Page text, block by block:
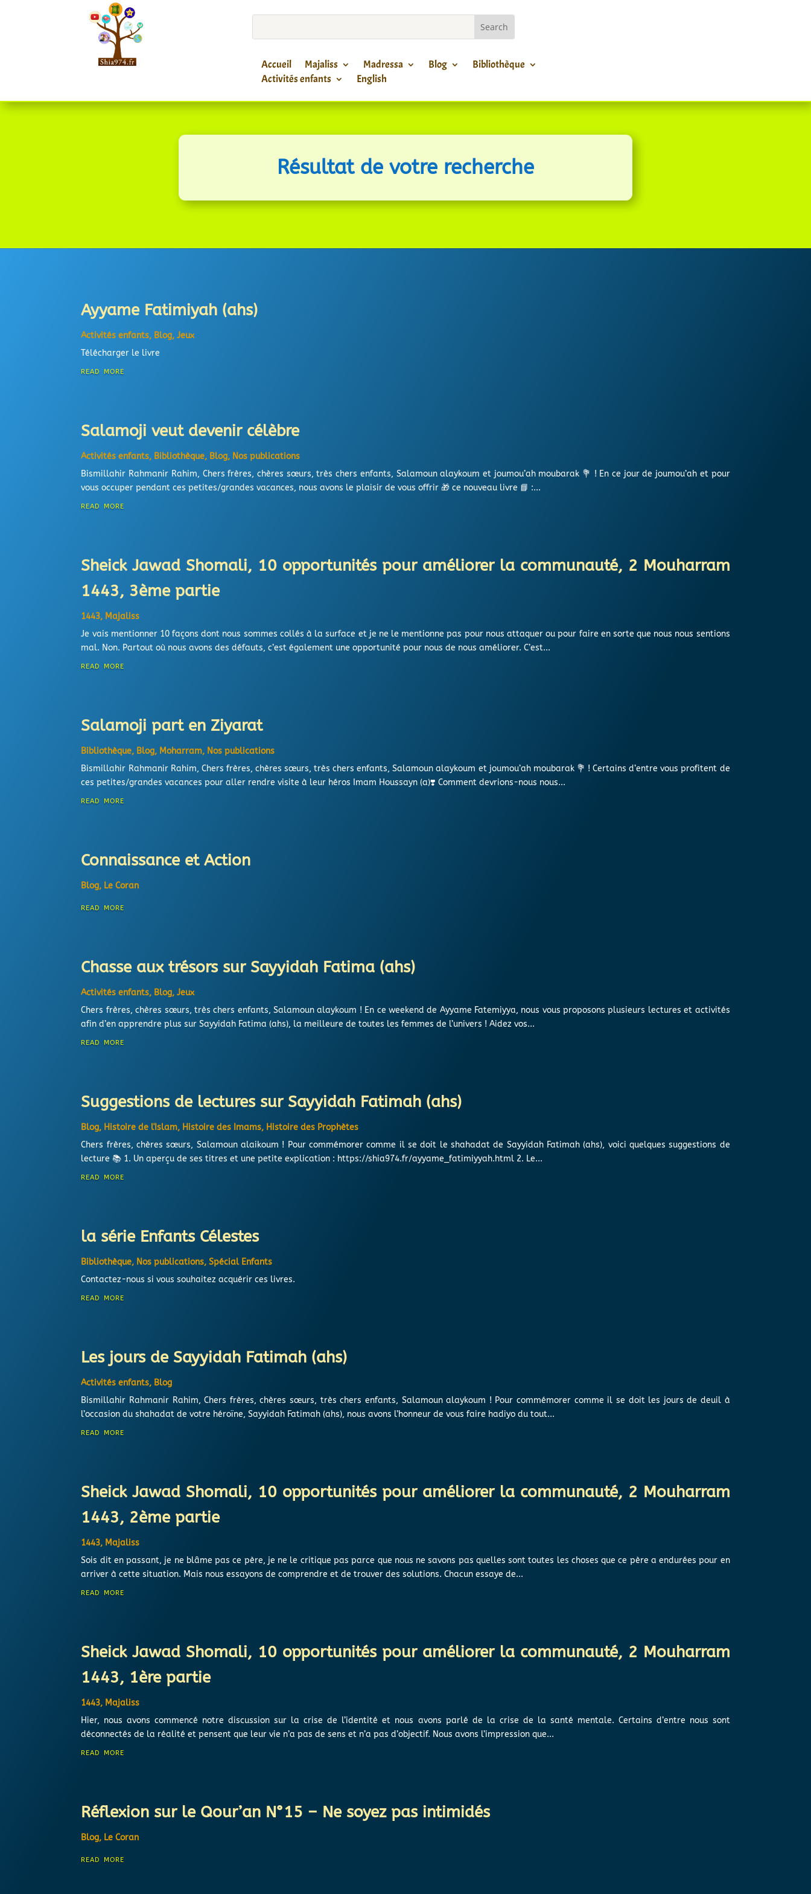
Accueil Majaliss Madressa Blog
Bibliothèque
Activités enfants
English
Résultat de votre recherche
Ayyame Fatimiyah (ahs)
Activités enfants, Blog,Jeux
Télécharger le livre
read more
Salamoji veut devenir célèbre
Activités enfants, Bibliothèque, Blog, Nos publications
Bismillahir Rahmanir Rahim, Chers frères, chères sœurs, très chers enfants, Salamoun alaykoum et joumou’ah moubarak 💐 ! En ce jour de joumou’ah et pour
vous occuper pendant ces petites/grandes vacances, nous avons le plaisir de vous offrir 🎁 ce nouveau livre 📘 :...
read more
Sheick Jawad Shomali, 10 opportunités pour améliorer la communauté, 2 Mouharram
1443, 3ème partie
1443, Majaliss
Je vais mentionner 10 façons dont nous sommes collés à la surface et je ne le mentionne pas pour nous attaquer ou pour faire en sorte que nous nous sentions
mal. Non. Partout où nous avons des défauts, c’est également une opportunité pour nous de nous améliorer. C’est...
read more
Salamoji part en Ziyarat
Bibliothèque, Blog, Moharram, Nos publications
Bismillahir Rahmanir Rahim, Chers frères, chères sœurs, très chers enfants, Salamoun alaykoum et joumou’ah moubarak 💐 ! Certains d’entre vous profitent de
ces petites/grandes vacances pour aller rendre visite à leur héros Imam Houssayn (a)❣️ Comment devrions-nous nous...
read more
Connaissance et Action
Blog, Le Coran
read more
Chasse aux trésors sur Sayyidah Fatima (ahs)
Activités enfants, Blog,Jeux
Chers frères, chères sœurs, très chers enfants, Salamoun alaykoum ! En ce weekend de Ayyame Fatemiyya, nous vous proposons plusieurs lectures et activités
afin d’en apprendre plus sur Sayyidah Fatima (ahs), la meilleure de toutes les femmes de l’univers ! Aidez vos...
read more
Suggestions de lectures sur Sayyidah Fatimah (ahs)
Blog, Histoire de l'Islam, Histoire des Imams, Histoire des Prophètes
Chers frères, chères sœurs, Salamoun alaikoum ! Pour commémorer comme il se doit le shahadat de Sayyidah Fatimah (ahs), voici quelques suggestions de
lecture 📚 1. Un aperçu de ses titres et une petite explication : https://shia974.fr/ayyame_fatimiyyah.html 2. Le...
read more
la série Enfants Célestes
Bibliothèque, Nos publications,Spécial Enfants
Contactez-nous si vous souhaitez acquérir ces livres.
read more
Les jours de Sayyidah Fatimah (ahs)
Activités enfants, Blog
Bismillahir Rahmanir Rahim, Chers frères, chères sœurs, très chers enfants, Salamoun alaykoum ! Pour commémorer comme il se doit les jours de deuil à
l’occasion du shahadat de votre héroïne, Sayyidah Fatimah (ahs), nous avons l’honneur de vous faire hadiyo du tout...
read more
Sheick Jawad Shomali, 10 opportunités pour améliorer la communauté, 2 Mouharram
1443, 2ème partie
1443, Majaliss
Sois dit en passant, je ne blâme pas ce père, je ne le critique pas parce que nous ne savons pas quelles sont toutes les choses que ce père a endurées pour en
arriver à cette situation. Mais nous essayons de comprendre et de trouver des solutions. Chacun essaye de...
read more
Sheick Jawad Shomali, 10 opportunités pour améliorer la communauté, 2 Mouharram
1443, 1ère partie
1443, Majaliss
Hier, nous avons commencé notre discussion sur la crise de l’identité et nous avons parlé de la crise de la santé mentale. Certains d’entre nous sont
déconnectés de la réalité et pensent que leur vie n’a pas de sens et n’a pas d’objectif. Nous avons l’impression que...
read more
Réflexion sur le Qour’an N°15 – Ne soyez pas intimidés
Blog, Le Coran
read more